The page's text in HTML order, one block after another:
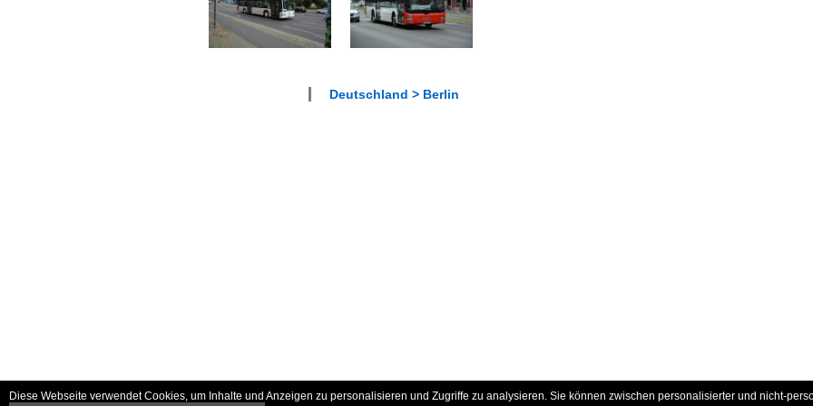
Deutschland > Berlin
Diese Webseite verwendet Cookies, um Inhalte und Anzeigen zu personalisieren und Zugriffe zu analysieren. Sie können zwischen personalisierter und nicht-